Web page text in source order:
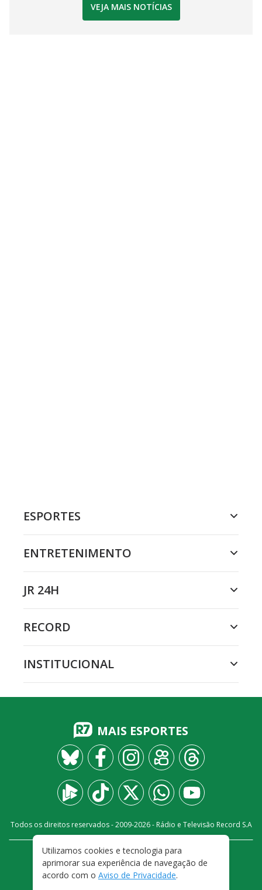
VEJA MAIS NOTÍCIAS
ESPORTES
ENTRETENIMENTO
JR 24H
RECORD
INSTITUCIONAL
MAIS ESPORTES
Todos os direitos reservados - 2009-2026- Rádio e Televisão Record S.A
FALE CONOSCO
PRIVACIDADE
TERMOS E CONDIÇÕES DE USO
Utilizamos cookies e tecnologia para
aprimorar sua experiência de navegação de
acordo com o Aviso de Privacidade.